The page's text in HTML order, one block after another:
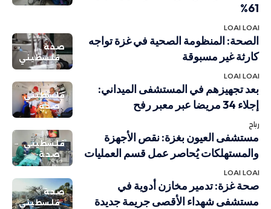
61%
LOAI LOAI
صحة
فلسطيني
الصحة: المنظومة الصحية في غزة تواجه
كارثة غير مسبوقة
LOAI LOAI
فلسطيني
صحة
بعد تجهيزهم في المستشفى الميداني:
إجلاء 34 مريضا عبر معبر رفح
رباح
فلسطيني
صحة
مستشفى العيون بغزة: نقص الأجهزة
والمستهلكات يُحاصر عمل قسم العمليات
LOAI LOAI
صحة
فلسطيني
صحة غزة: تدمير مخازن أدوية في
مستشفى شهداء الأقصى جريمة جديدة